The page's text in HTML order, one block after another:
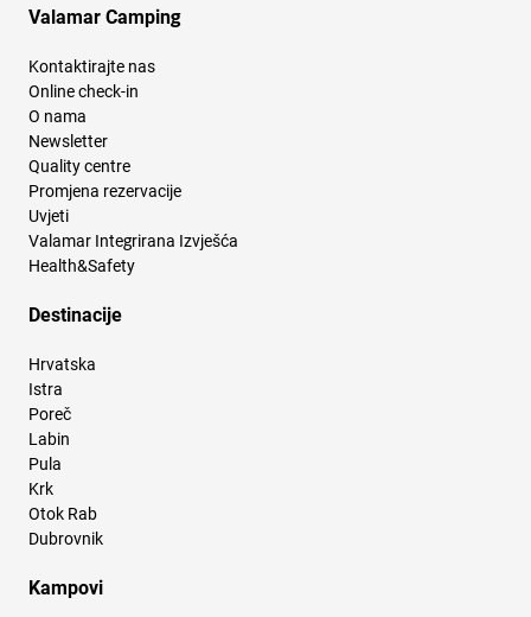
Valamar Camping
Kontaktirajte nas
Online check-in
O nama
Newsletter
Quality centre
Promjena rezervacije
Uvjeti
Valamar Integrirana Izvješća
Health&Safety
Destinacije
Hrvatska
Istra
Poreč
Labin
Pula
Krk
Otok Rab
Dubrovnik
Kampovi